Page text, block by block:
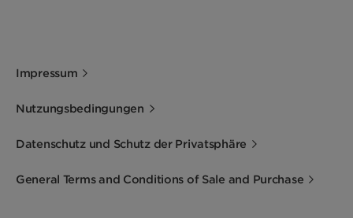
Impressum
Nutzungsbedingungen
Datenschutz und Schutz der Privatsphäre
General Terms and Conditions of Sale and Purchase